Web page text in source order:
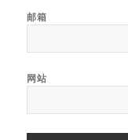
邮箱
网站